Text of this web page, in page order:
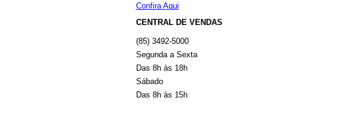
Confira Aqui
CENTRAL DE VENDAS
(85) 3492-5000
Segunda a Sexta
Das 8h às 18h
Sábado
Das 8h às 15h